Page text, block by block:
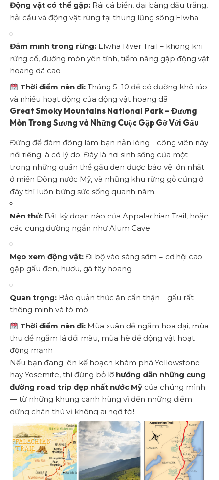
Động vật có thể gặp: Rái cá biển, đại bàng đầu trắng,
hải cẩu và động vật rừng tại thung lũng sông Elwha
Đắm mình trong rừng: Elwha River Trail – không khí
rừng cổ, đường mòn yên tĩnh, tiềm năng gặp động vật
hoang dã cao
Thời điểm nên đi: Tháng 5–10 để có đường khô ráo
và nhiều hoạt động của động vật hoang dã
Great Smoky Mountains National Park – Đường
Mòn Trong Sương và Những Cuộc Gặp Gỡ Với Gấu
Đừng để đám đông làm bạn nản lòng—công viên này
nổi tiếng là có lý do. Đây là nơi sinh sống của một
trong những quần thể gấu đen được bảo vệ lớn nhất
ở miền Đông nước Mỹ, và những khu rừng gỗ cứng ở
đây thì luôn bừng sức sống quanh năm.
Nên thử: Bất kỳ đoạn nào của Appalachian Trail, hoặc
các cung đường ngắn như Alum Cave
Mẹo xem động vật: Đi bộ vào sáng sớm = cơ hội cao
gặp gấu đen, hươu, gà tây hoang
Quan trọng: Bảo quản thức ăn cẩn thận—gấu rất
thông minh và tò mò
Thời điểm nên đi: Mùa xuân để ngắm hoa dại, mùa
thu để ngắm lá đổi màu, mùa hè để động vật hoạt
động mạnh
Nếu bạn đang lên kế hoạch khám phá Yellowstone
hay Yosemite, thì đừng bỏ lỡ hướng dẫn những cung
đường road trip đẹp nhất nước Mỹ của chúng mình
— từ những khung cảnh hùng vĩ đến những điểm
dừng chân thú vị không ai ngờ tới!